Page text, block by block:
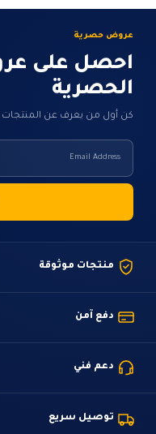
عروض حصرية
احصل على
الحصرية
كن أول من يعرف عن المنتجات
منتجات موثوقة
دفع آمن
دعم فني
توصيل سريع